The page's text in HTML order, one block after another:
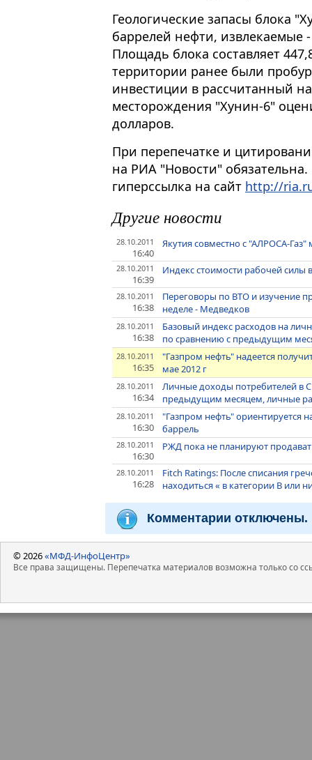
Геологические запасы блока
баррелей нефти, извлекаемые
Площадь блока составляет
территории ранее были
инвестиции в рассчитанный
месторождения "Хунин-6"
долларов.
При перепечатке и
на РИА "Новости"
гиперссылка на сайт http://
Другие новости
28.10.2011
16:40
Якутия совместно с "АЛРОСА-Газ"
28.10.2011
16:39
Индекс стоимости рабочей силы
28.10.2011
16:38
Переговоры по ВТО и изучение
неделе - Медведков
28.10.2011
16:38
Базовый индекс расходов на
по сравнению с предыдущим
28.10.2011
16:35
"Газпром нефть" надеется
мае 2012 г
28.10.2011
16:34
Личные доходы потребителей в
предыдущим месяцем, личные
28.10.2011
16:30
"Газпром нефть" ориентируется
баррель
28.10.2011
16:30
РЖД пока не планируют
28.10.2011
16:28
Fitch Ratings: После списания
находиться « в категории В или
Комментарии отключены.
© 2026«МФД-ИнфоЦентр»
Все права защищены. Перепечатка материалов возможна только со